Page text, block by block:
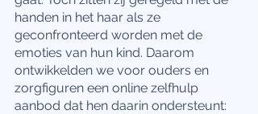
handen in het haar als ze
geconfronteerd worden met de
emoties van hun kind. Daarom
ontwikkelden we voor ouders en
zorgfiguren een online zelfhulp
aanbod dat hen daarin ondersteunt: